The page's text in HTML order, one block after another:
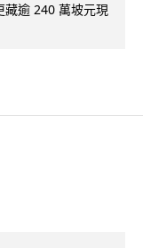
藏逾 240 萬坡元現